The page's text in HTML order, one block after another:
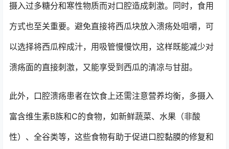
摄入过多糖分和寒性物质而对口腔造成刺激。同时，食用
方式也至关重要。避免直接将西瓜块放入溃疡处咀嚼，可
以选择将西瓜榨成汁，用吸管慢慢饮用，这样既能减少对
溃疡面的直接刺激，又能享受到西瓜的清凉与甘甜。
此外，口腔溃疡患者在饮食上还需注意营养均衡，多摄入
富含维生素B族和C的食物，如新鲜蔬菜、水果（非酸
性）、全谷类等，这些食物有助于促进口腔黏膜的修复和